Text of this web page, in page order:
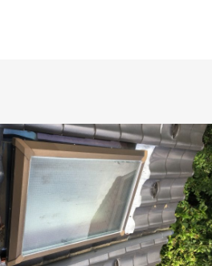
-施工例-- 内装リフォーム